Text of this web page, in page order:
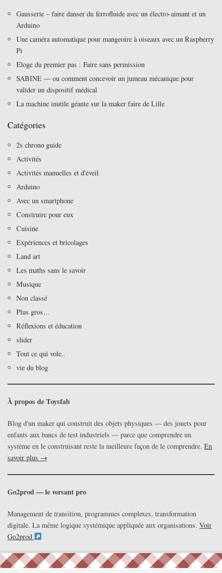
Gausserie – faire danser du ferrofluide avec un électro-aimant et un
Arduino
Une caméra automatique pour mangeoire à oiseaux avec un Raspberry
Pi
Eloge du premier pas : Faire sans permission
SABINE — ou comment concevoir un jumeau mécanique pour
valider un dispositif médical
La machine inutile géante sur la maker faire de Lille
Catégories
2s chrono guide
Activités
Activités manuelles et d'éveil
Arduino
Avec un smartphone
Construire pour eux
Cuisine
Expériences et bricolages
Land art
Les maths sans le savoir
Musique
Non classé
Plus gros…
Réflexions et éducation
slider
Tout ce qui vole..
vie du blog
À propos de Toysfab
Blog d'un maker qui construit des objets physiques — des jouets pour
enfants aux bancs de test industriels — parce que comprendre un
système en le construisant reste la meilleure façon de le comprendre. En
savoir plus →
Go2prod — le versant pro
Management de transition, programmes complexes, transformation
digitale. La même logique systémique appliquée aux organisations. Voir
Go2prod